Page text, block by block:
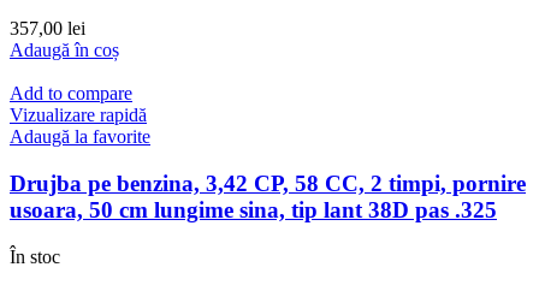
357,00 lei
Adaugă în coș
Add to compare
Vizualizare rapidă
Adaugă la favorite
Drujba pe benzina, 3,42 CP, 58 CC, 2 timpi, pornire
usoara, 50 cm lungime sina, tip lant 38D pas .325
În stoc